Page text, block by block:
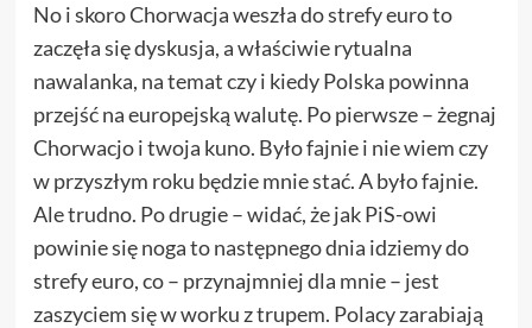
No i skoro Chorwacja weszła do strefy euro to
zaczęła się dyskusja, a właściwie rytualna
nawalanka, na temat czy i kiedy Polska powinna
przejść na europejską walutę. Po pierwsze – żegnaj
Chorwacjo i twoja kuno. Było fajnie i nie wiem czy
w przyszłym roku będzie mnie stać. A było fajnie.
Ale trudno. Po drugie – widać, że jak PiS-owi
powinie się noga to następnego dnia idziemy do
strefy euro, co – przynajmniej dla mnie – jest
zaszyciem się w worku z trupem. Polacy zarabiają